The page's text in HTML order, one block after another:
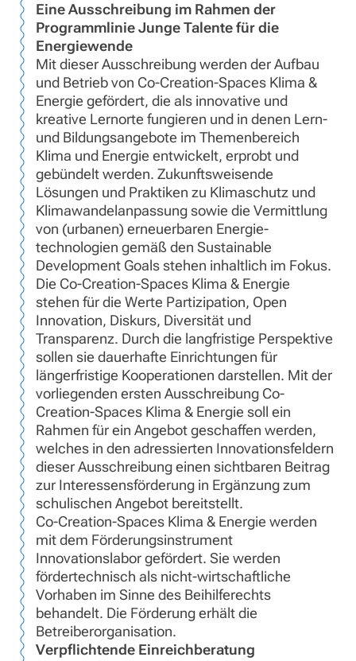
Eine Ausschreibung im Rahmen der
Programmlinie Junge Talente für die
Energiewende
Mit dieser Ausschreibung werden der Aufbau
und Betrieb von Co-Creation-Spaces Klima &
Energie gefördert, die als innovative und
kreative Lernorte fungieren und in denen Lern-
und Bildungsangebote im Themenbereich
Klima und Energie entwickelt, erprobt und
gebündelt werden. Zukunftsweisende
Lösungen und Praktiken zu Klimaschutz und
Klimawandelanpassung sowie die Vermittlung
von (urbanen) erneuerbaren Energie­
technologien gemäß den Sustainable
Development Goals stehen inhaltlich im Fokus.
Die Co-Creation-Spaces Klima & Energie
stehen für die Werte Partizipation, Open
Innovation, Diskurs, Diversität und
Transparenz. Durch die langfristige Perspektive
sollen sie dauerhafte Einrichtungen für
längerfristige Kooperationen darstellen. Mit der
vorliegenden ersten Ausschreibung Co-
Creation-Spaces Klima & Energie soll ein
Rahmen für ein Angebot geschaffen werden,
welches in den adressierten Innovationsfeldern
dieser Ausschreibung einen sichtbaren Beitrag
zur Interessensförderung in Ergänzung zum
schulischen Angebot bereitstellt.
Co-Creation-Spaces Klima & Energie werden
mit dem Förderungsinstrument
Innovationslabor gefördert. Sie werden
fördertechnisch als nicht-wirtschaftliche
Vorhaben im Sinne des Beihilferechts
behandelt. Die Förderung erhält die
Betreiberorganisation.
Verpflichtende Einreichberatung